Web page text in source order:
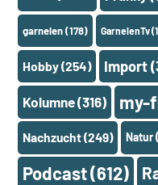
garnelen(178) GarnelenTv
Hobby(254) Import
Kolumne(316) my-
Nachzucht(249) Natur
Podcast(612)